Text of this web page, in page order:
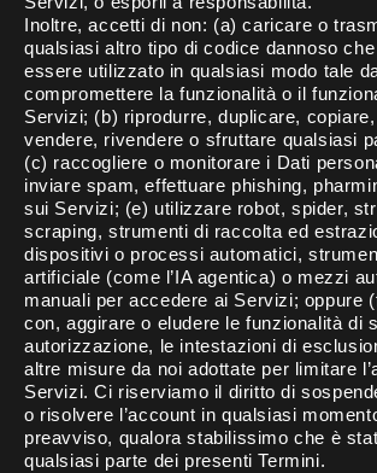
Inoltre, accetti di non: (a) caricare o
qualsiasi altro tipo di codice dannoso
essere utilizzato in qualsiasi modo tale
compromettere la funzionalità o il
Servizi; (b) riprodurre, duplicare,
vendere, rivendere o sfruttare qualsiasi
(c) raccogliere o monitorare i Dati
inviare spam, effettuare phishing,
sui Servizi; (e) utilizzare robot, spider,
scraping, strumenti di raccolta ed
dispositivi o processi automatici,
artificiale (come l’IA agentica) o mezzi
manuali per accedere ai Servizi; oppure
con, aggirare o eludere le funzionalità di
autorizzazione, le intestazioni di
altre misure da noi adottate per limitare
Servizi. Ci riserviamo il diritto di
o risolvere l’account in qualsiasi
preavviso, qualora stabilissimo che è
qualsiasi parte dei presenti Termini.